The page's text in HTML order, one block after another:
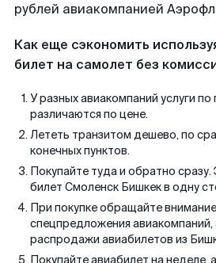
рублей авиакомпанией
Как еще сэкономить
билет на самолет без
У разных авиакомпаний услуги по
различаются по цене.
Лететь транзитом дешево, по
конечных пунктов.
Покупайте туда и обратно
билет Смоленск Бишкек в одну
При покупке обращайте
спецпредложения авиакомпаний,
распродажи авиабилетов из
Покупайте авиабилет на неделе,